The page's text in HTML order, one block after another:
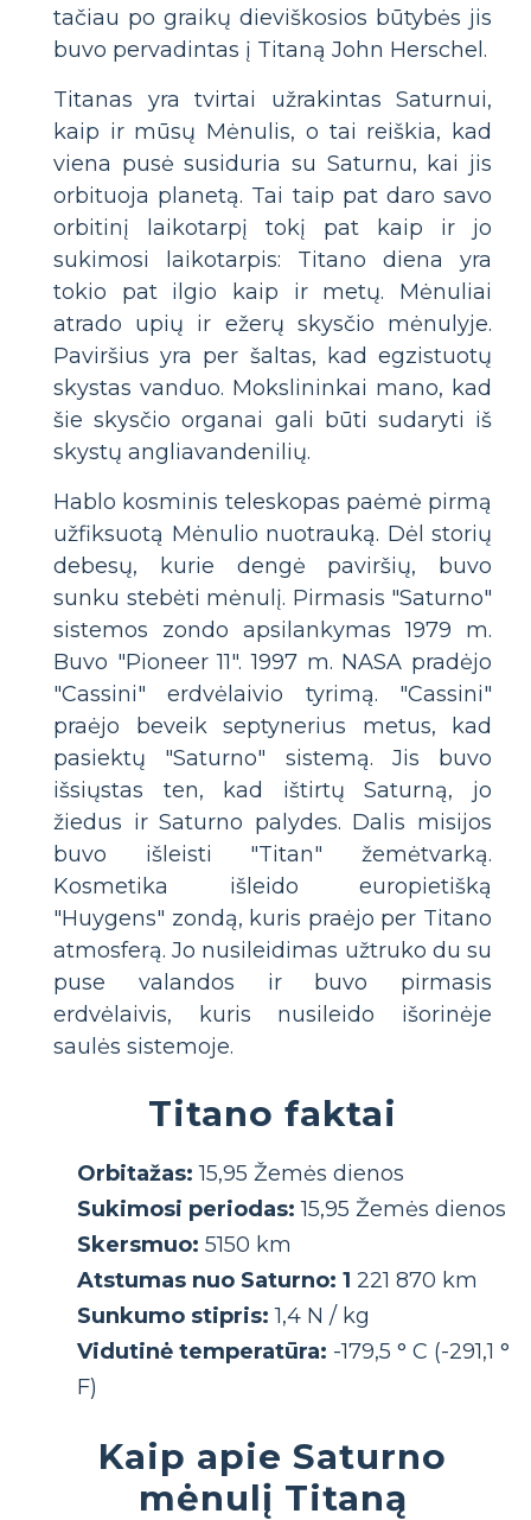
tačiau po graikų dieviškosios būtybės jis
buvo pervadintas į Titaną John Herschel.
Titanas yra tvirtai užrakintas Saturnui,
kaip ir mūsų Mėnulis, o tai reiškia, kad
viena pusė susiduria su Saturnu, kai jis
orbituoja planetą. Tai taip pat daro savo
orbitinį laikotarpį tokį pat kaip ir jo
sukimosi laikotarpis: Titano diena yra
tokio pat ilgio kaip ir metų. Mėnuliai
atrado upių ir ežerų skysčio mėnulyje.
Paviršius yra per šaltas, kad egzistuotų
skystas vanduo. Mokslininkai mano, kad
šie skysčio organai gali būti sudaryti iš
skystų angliavandenilių.
Hablo kosminis teleskopas paėmė pirmą
užfiksuotą Mėnulio nuotrauką. Dėl storių
debesų, kurie dengė paviršių, buvo
sunku stebėti mėnulį. Pirmasis "Saturno"
sistemos zondo apsilankymas 1979 m.
Buvo "Pioneer 11". 1997 m. NASA pradėjo
"Cassini" erdvėlaivio tyrimą. "Cassini"
praėjo beveik septynerius metus, kad
pasiektų "Saturno" sistemą. Jis buvo
išsiųstas ten, kad ištirtų Saturną, jo
žiedus ir Saturno palydes. Dalis misijos
buvo išleisti "Titan" žemėtvarką.
Kosmetika išleido europietišką
"Huygens" zondą, kuris praėjo per Titano
atmosferą. Jo nusileidimas užtruko du su
puse valandos ir buvo pirmasis
erdvėlaivis, kuris nusileido išorinėje
saulės sistemoje.
Titano faktai
Orbitažas: 15,95 Žemės dienos
Sukimosi periodas: 15,95 Žemės dienos
Skersmuo: 5150 km
Atstumas nuo Saturno: 1 221 870 km
Sunkumo stipris: 1,4 N / kg
Vidutinė temperatūra: -179,5 ° C (-291,1 °
F)
Kaip apie Saturno
mėnulį Titaną